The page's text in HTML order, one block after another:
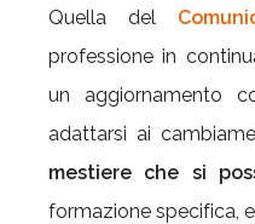
Quella del
professione in
un aggiornamento
adattarsi ai
mestiere che si
formazione specifica,